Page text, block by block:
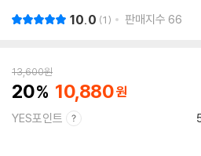
10.0 1 판매지수 66
13,600원
20 10,880
YES포인트